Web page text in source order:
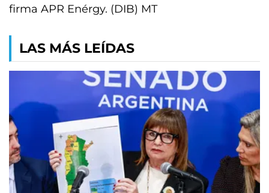
firma APR Enérgy. (DIB) MT
LAS MÁS LEÍDAS